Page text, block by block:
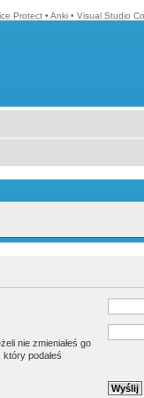
Protect • Anki • Visual Studio
nie zmieniałeś go
podałeś